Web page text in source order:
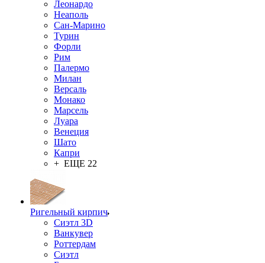
Леонардо
Неаполь
Сан-Марино
Турин
Форли
Рим
Палермо
Милан
Версаль
Монако
Марсель
Луара
Венеция
Шато
Капри
+ ЕЩЕ 22
Ригельный кирпич
Сиэтл 3D
Ванкувер
Роттердам
Сиэтл